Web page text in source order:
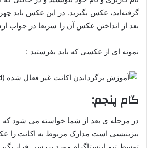
گرفته‌اید، عکس بگیرید. در این عکس باید
بعد از انداختن عکس آن را سریعا در جواب
نمونه ای از عکسی که باید بفرستید :
گام پنجم:
در مرحله ی بعد از شما خواسته می شود که
بیزینیسی است مدارک مربوط به اکانت را